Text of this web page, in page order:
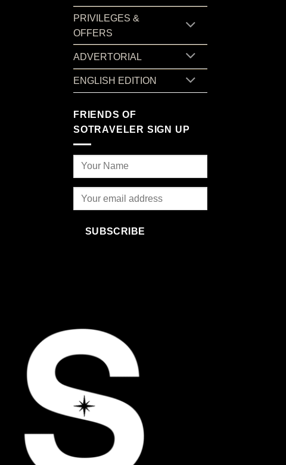
PRIVILEGES &
OFFERS
ADVERTORIAL
ENGLISH EDITION
FRIENDS OF
SOTRAVELER SIGN UP
SUBSCRIBE